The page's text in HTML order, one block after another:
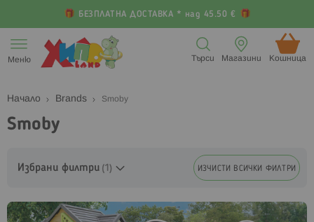
БЕЗПЛАТНА ДОСТАВКА * над 45.50 €
към
съдържанието
Меню Кошница (
Магазини
Търси
Начало Brands Smoby
Smoby
Избрани филтри ИЗЧИСТИ ВСИЧКИ ФИЛТРИ